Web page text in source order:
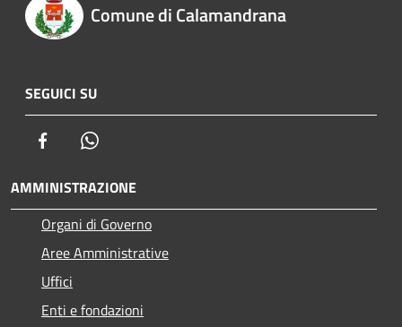
Comune di Calamandrana
SEGUICI SU
Facebook
AMMINISTRAZIONE
Organi di Governo
Aree Amministrative
Uffici
Enti e fondazioni